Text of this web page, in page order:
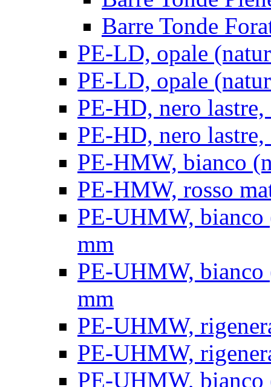
Barre Tonde
PE-LD, opale
PE-LD, opale
PE-HD, nero lastre,
PE-HD, nero lastre,
PE-HMW, bianco
PE-HMW, rosso
PE-UHMW, bianco
mm
PE-UHMW, bianco
mm
PE-UHMW,
PE-UHMW,
PE-UHMW,